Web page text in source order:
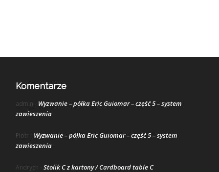
Komentarze
admin - Wyzwanie – półka Eric Guiomar – część 5 – system
zawieszenia
Piotr - Wyzwanie – półka Eric Guiomar – część 5 – system
zawieszenia
Andrych - Stolik C z kartony / Cardboard table C